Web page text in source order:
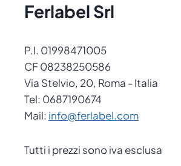
Ferlabel Srl
P.I. 01998471005
CF 08238250586
Via Stelvio, 20, Roma - Italia
Tel: 0687190674
Mail: info@ferlabel.com
Tutti i prezzi sono iva esclusa